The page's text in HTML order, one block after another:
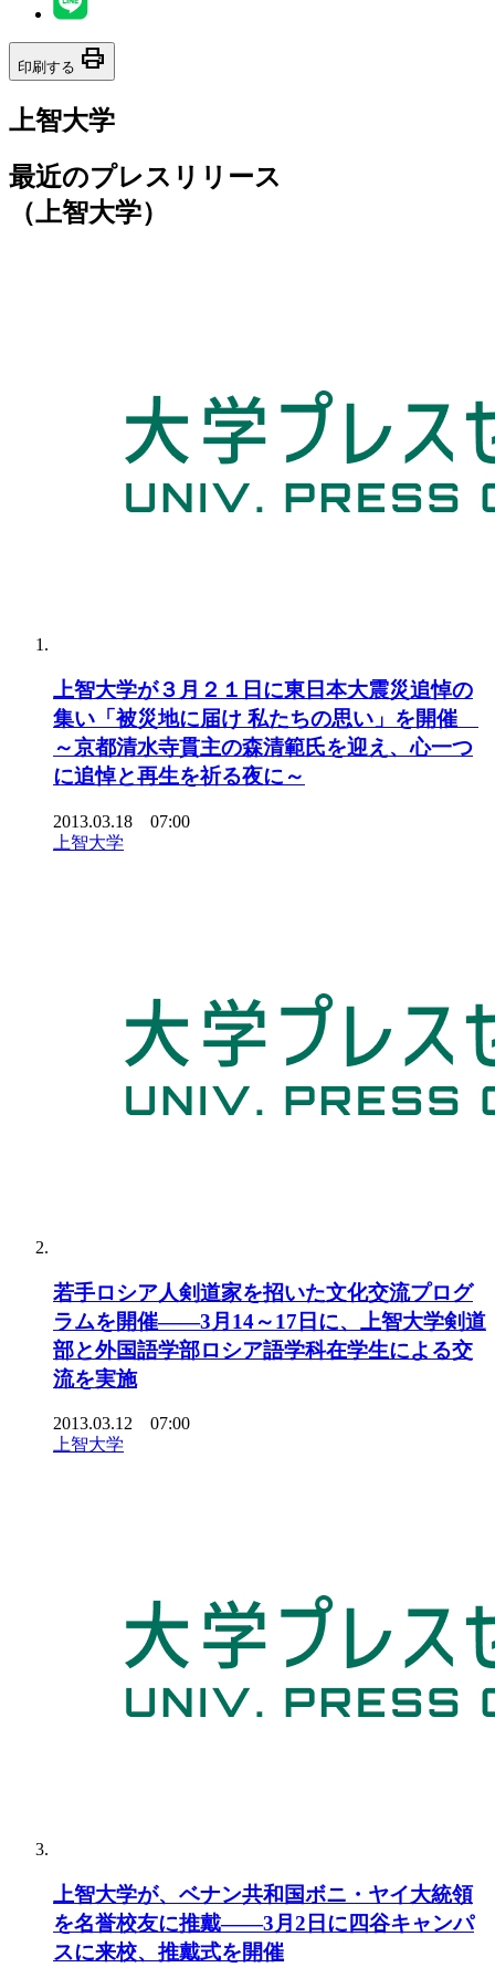
印刷する print
上智大学
最近のプレスリリース
（上智大学）
上智大学が３月２１日に東日本大震災追悼の
集い「被災地に届け 私たちの思い」を開催
～京都清水寺貫主の森清範氏を迎え、心一つ
に追悼と再生を祈る夜に～
2013.03.18 07:00
上智大学
若手ロシア人剣道家を招いた文化交流プログ
ラムを開催――3月14～17日に、上智大学剣道
部と外国語学部ロシア語学科在学生による交
流を実施
2013.03.12 07:00
上智大学
上智大学が、ベナン共和国ボニ・ヤイ大統領
を名誉校友に推戴――3月2日に四谷キャンパ
スに来校、推戴式を開催